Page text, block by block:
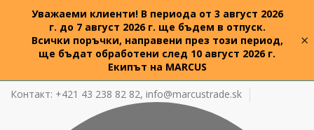
Уважаеми клиенти! В периода от 3 август 2026
г. до 7 август 2026 г. ще бъдем в отпуск.
Всички поръчки, направени през този период,
ще бъдат обработени след 10 август 2026 г.
Екипът на MARCUS
×
Контакт: +421 43 238 82 82, info@marcustrade.sk